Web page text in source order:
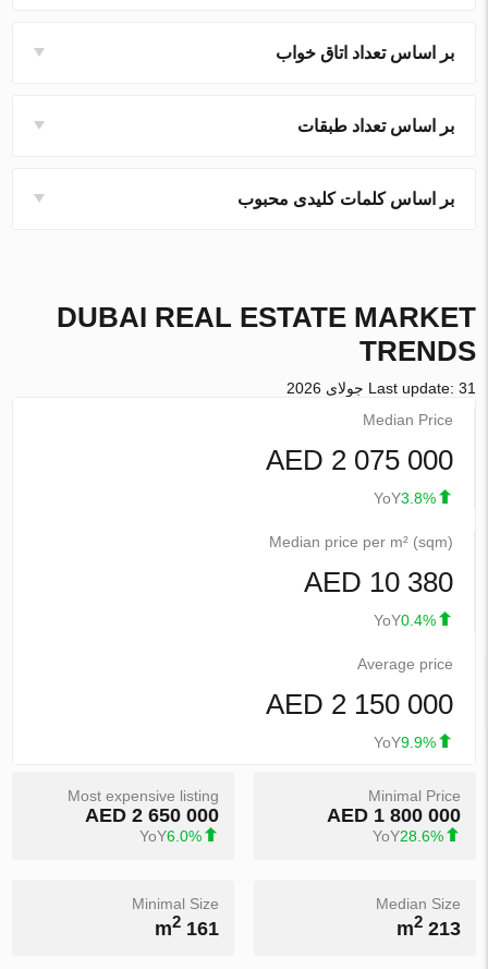
بر اساس تعداد اتاق خواب
بر اساس تعداد طبقات
بر اساس کلمات کلیدی محبوب
DUBAI REAL ESTATE MARKET
TRENDS
Last update: 31 جولای 2026
Median Price
2 075 000 AED
3.8%
YoY
Median price per m² (sqm)
10 380 AED
0.4%
YoY
Average price
2 150 000 AED
9.9%
YoY
Minimal Price
1 800 000 AED
28.6%
YoY
Most expensive listing
2 650 000 AED
6.0%
YoY
Median Size
213 m
2
Minimal Size
161 m
2